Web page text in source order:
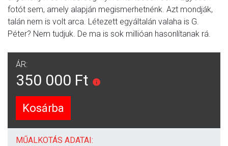
fotót sem, amely alapján megismerhetnénk. Azt mondják,
talán nem is volt arca. Létezett egyáltalán valaha is G.
Péter? Nem tudjuk. De ma is sok millióan hasonlítanak rá.
ÁR:
350 000 Ft
Kosárba
MŰALKOTÁS ADATAI: